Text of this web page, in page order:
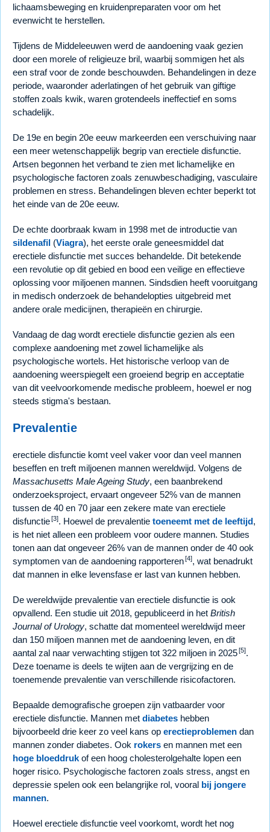
lichaamsbeweging en kruidenpreparaten voor om het
evenwicht te herstellen.
Tijdens de Middeleeuwen werd de aandoening vaak gezien
door een morele of religieuze bril, waarbij sommigen het als
een straf voor de zonde beschouwden. Behandelingen in deze
periode, waaronder aderlatingen of het gebruik van giftige
stoffen zoals kwik, waren grotendeels ineffectief en soms
schadelijk.
De 19e en begin 20e eeuw markeerden een verschuiving naar
een meer wetenschappelijk begrip van erectiele disfunctie.
Artsen begonnen het verband te zien met lichamelijke en
psychologische factoren zoals zenuwbeschadiging, vasculaire
problemen en stress. Behandelingen bleven echter beperkt tot
het einde van de 20e eeuw.
De echte doorbraak kwam in 1998 met de introductie van
sildenafil (Viagra), het eerste orale geneesmiddel dat
erectiele disfunctie met succes behandelde. Dit betekende
een revolutie op dit gebied en bood een veilige en effectieve
oplossing voor miljoenen mannen. Sindsdien heeft vooruitgang
in medisch onderzoek de behandelopties uitgebreid met
andere orale medicijnen, therapieën en chirurgie.
Vandaag de dag wordt erectiele disfunctie gezien als een
complexe aandoening met zowel lichamelijke als
psychologische wortels. Het historische verloop van de
aandoening weerspiegelt een groeiend begrip en acceptatie
van dit veelvoorkomende medische probleem, hoewel er nog
steeds stigma's bestaan.
Prevalentie
erectiele disfunctie komt veel vaker voor dan veel mannen
beseffen en treft miljoenen mannen wereldwijd. Volgens de
Massachusetts Male Ageing Study, een baanbrekend
onderzoeksproject, ervaart ongeveer 52% van de mannen
tussen de 40 en 70 jaar een zekere mate van erectiele
disfunctie[3]. Hoewel de prevalentie toeneemt met de leeftijd,
is het niet alleen een probleem voor oudere mannen. Studies
tonen aan dat ongeveer 26% van de mannen onder de 40 ook
symptomen van de aandoening rapporteren[4], wat benadrukt
dat mannen in elke levensfase er last van kunnen hebben.
De wereldwijde prevalentie van erectiele disfunctie is ook
opvallend. Een studie uit 2018, gepubliceerd in het British
Journal of Urology, schatte dat momenteel wereldwijd meer
dan 150 miljoen mannen met de aandoening leven, en dit
aantal zal naar verwachting stijgen tot 322 miljoen in 2025[5].
Deze toename is deels te wijten aan de vergrijzing en de
toenemende prevalentie van verschillende risicofactoren.
Bepaalde demografische groepen zijn vatbaarder voor
erectiele disfunctie. Mannen met diabetes hebben
bijvoorbeeld drie keer zo veel kans op erectieproblemen dan
mannen zonder diabetes. Ook rokers en mannen met een
hoge bloeddruk of een hoog cholesterolgehalte lopen een
hoger risico. Psychologische factoren zoals stress, angst en
depressie spelen ook een belangrijke rol, vooral bij jongere
mannen.
Hoewel erectiele disfunctie veel voorkomt, wordt het nog